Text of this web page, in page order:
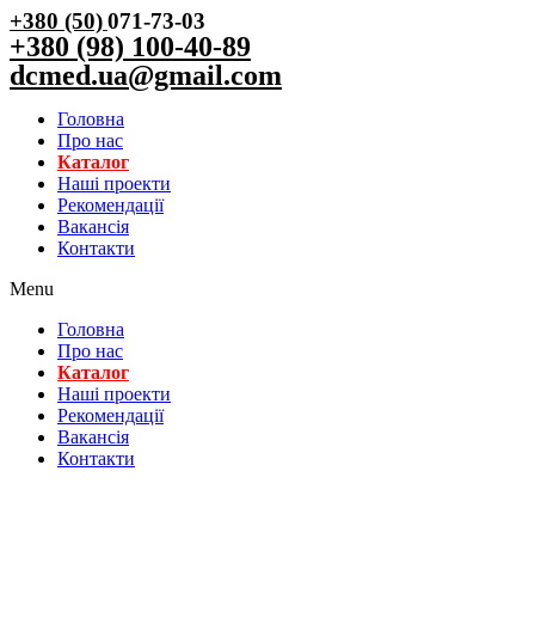
+380 (50)071-73-03
+380 (98) 100-40-89
dcmed.ua@gmail.com
Головна
Про нас
Каталог
Нашi проекти
Рекомендації
Вакансiя
Контакти
Menu
Головна
Про нас
Каталог
Нашi проекти
Рекомендації
Вакансiя
Контакти